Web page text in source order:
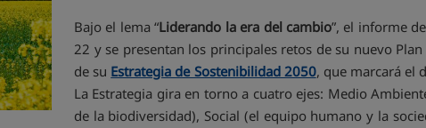
Bajo el lema “Liderando la era del cambio”, el informe
22 y se presentan los principales retos de su nuevo
de su Estrategia de Sostenibilidad 2050, que marcará el
La Estrategia gira en torno a cuatro ejes: Medio
de la biodiversidad), Social (el equipo humano y la